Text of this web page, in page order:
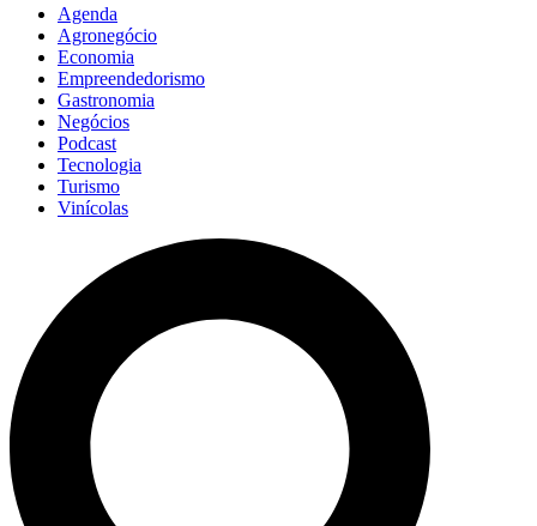
Agenda
Agronegócio
Economia
Empreendedorismo
Gastronomia
Negócios
Podcast
Tecnologia
Turismo
Vinícolas